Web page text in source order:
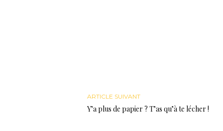
ARTICLE SUIVANT
Y’a plus de papier ? T’as qu’à te lécher !